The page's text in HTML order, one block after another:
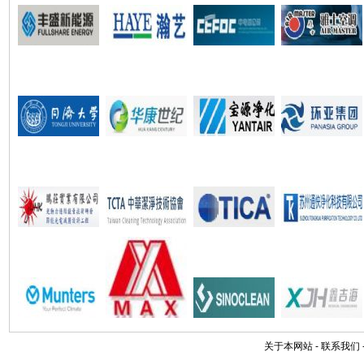
关于本网站 - 联系我们